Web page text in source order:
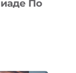
По